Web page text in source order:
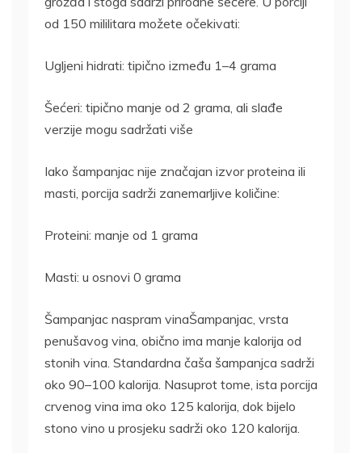
od 150 mililitara možete očekivati:
Ugljeni hidrati: tipično između 1–4 grama
Šećeri: tipično manje od 2 grama, ali slađe
verzije mogu sadržati više
Iako šampanjac nije značajan izvor proteina ili
masti, porcija sadrži zanemarljive količine:
Proteini: manje od 1 grama
Masti: u osnovi 0 grama
Šampanjac naspram vinaŠampanjac, vrsta
penušavog vina, obično ima manje kalorija od
stonih vina. Standardna čaša šampanjca sadrži
oko 90–100 kalorija. Nasuprot tome, ista porcija
crvenog vina ima oko 125 kalorija, dok bijelo
stono vino u prosjeku sadrži oko 120 kalorija.